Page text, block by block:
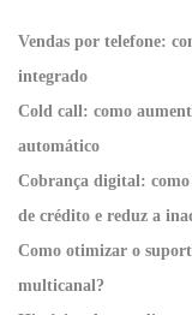
Vendas por telefone:
integrado
Cold call: como
automático
Cobrança digital:
de crédito e reduz a
Como otimizar o
multicanal?